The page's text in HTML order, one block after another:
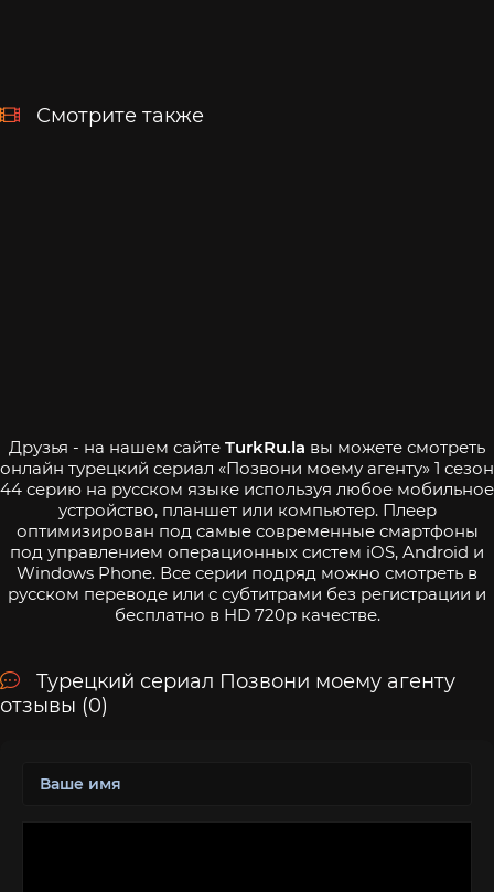
Смотрите также
Друзья - на нашем сайте TurkRu.la вы можете смотреть
онлайн турецкий сериал «Позвони моему агенту» 1 сезон
44 серию на русском языке используя любое мобильное
устройство, планшет или компьютер. Плеер
оптимизирован под самые современные смартфоны
под управлением операционных систем iOS, Android и
Windows Phone. Все серии подряд можно смотреть в
русском переводе или с субтитрами без регистрации и
бесплатно в HD 720p качестве.
Турецкий сериал Позвони моему агенту
отзывы (0)